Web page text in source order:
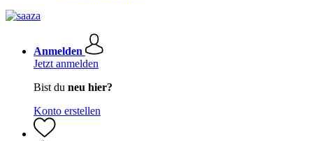
Anmelden
Jetzt anmelden
Bist du neu hier?
Konto erstellen